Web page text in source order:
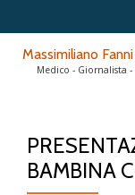
Massimiliano
Medico - Giornalista
BAMBINA